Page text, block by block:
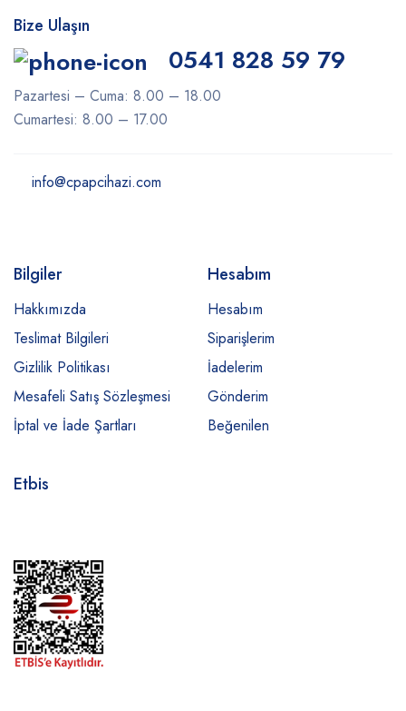
Bize Ulaşın
0541 828 59 79
Pazartesi – Cuma: 8.00 – 18.00
Cumartesi: 8.00 – 17.00
info@cpapcihazi.com
Bilgiler
Hakkımızda
Teslimat Bilgileri
Gizlilik Politikası
Mesafeli Satış Sözleşmesi
İptal ve İade Şartları
Hesabım
Hesabım
Siparişlerim
İadelerim
Gönderim
Beğenilen
Etbis